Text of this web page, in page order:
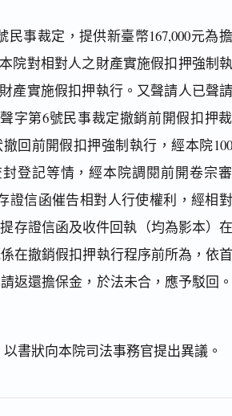
事裁定，提供新臺幣167,000元為擔
院對相對人之財產實施假扣押強制執
產實施假扣押執行。又聲請人已聲
字第6號民事裁定撤銷前開假扣押
回前開假扣押強制執行，經本院
登記等情，經本院調閱前開卷宗
證信函催告相對人行使權利，經相
存證信函及收件回執（均為影本）
在撤銷假扣押執行程序前所為，依
返還擔保金，於法未合，應予駁回
書狀向本院司法事務官提出異議。